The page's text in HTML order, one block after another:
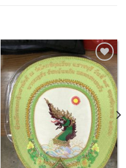
Add to
Wishlist